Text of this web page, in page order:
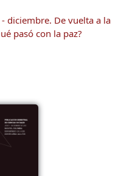
diciembre. De vuelta a la
pasó con la paz?